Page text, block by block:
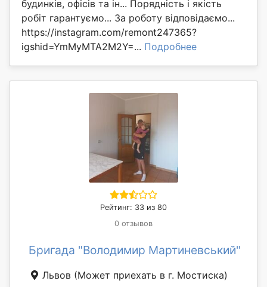
будинків, офісів та ін... Порядність і якість
робіт гарантуємо... За роботу відповідаємо...
https://instagram.com/remont247365?
igshid=YmMyMTA2M2Y=... Подробнее
Рейтинг: 33 из 80
0 отзывов
Бригада "Володимир Мартиневський"
Львов (Может приехать в г. Мостиска)